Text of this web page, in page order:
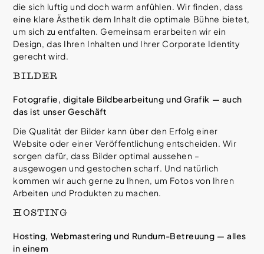
die sich luftig und doch warm anfühlen. Wir finden, dass
eine klare Ästhetik dem Inhalt die optimale Bühne bietet,
um sich zu entfalten. Gemeinsam erarbeiten wir ein
Design, das Ihren Inhalten und Ihrer Corporate Identity
gerecht wird.
BILDER
Fotografie, digitale Bildbearbeitung und Grafik — auch
das ist unser Geschäft
Die Qualität der Bilder kann über den Erfolg einer
Website oder einer Veröffentlichung entscheiden. Wir
sorgen dafür, dass Bilder optimal aussehen –
ausgewogen und gestochen scharf. Und natürlich
kommen wir auch gerne zu Ihnen, um Fotos von Ihren
Arbeiten und Produkten zu machen.
HOSTING
Hosting, Webmastering und Rundum-Betreuung — alles
in einem